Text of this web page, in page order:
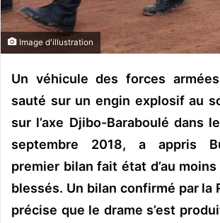
r
e
Image d'illustration
Un véhicule des forces
sauté sur un engin explosif au
sur l’axe Djibo-Baraboulé dans
septembre 2018, a appris
premier bilan fait état d’au
blessés. Un bilan confirmé par la
précise que le drame s’est